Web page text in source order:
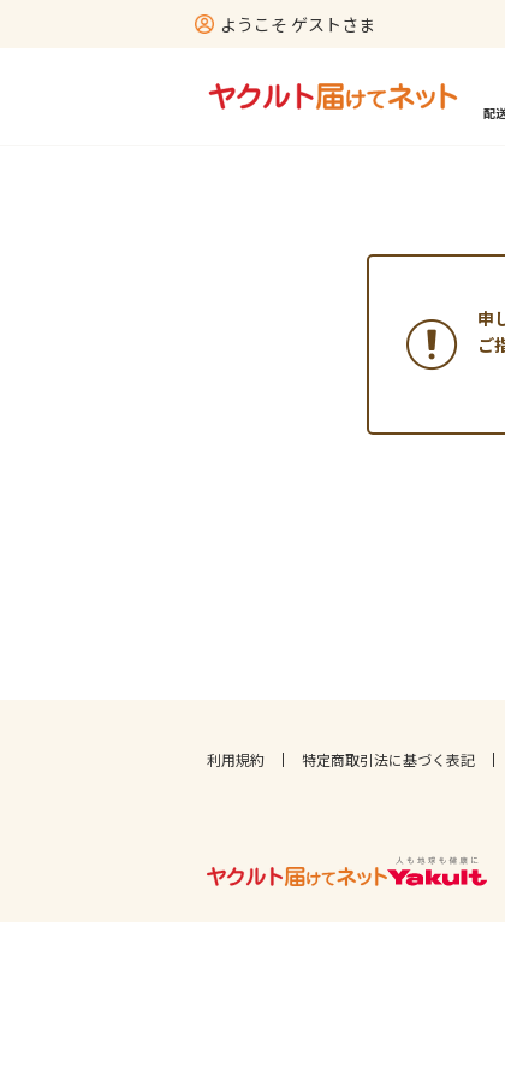
ようこそ ゲストさま
配
申
ご
利用規約 特定商取引法に基づく表記